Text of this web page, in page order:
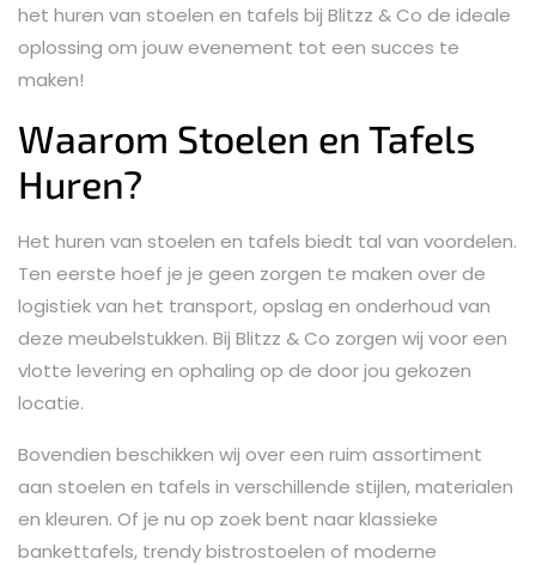
het huren van stoelen en tafels bij Blitzz & Co de ideale
oplossing om jouw evenement tot een succes te
maken!
Waarom Stoelen en Tafels
Huren?
Het huren van stoelen en tafels biedt tal van voordelen.
Ten eerste hoef je je geen zorgen te maken over de
logistiek van het transport, opslag en onderhoud van
deze meubelstukken. Bij Blitzz & Co zorgen wij voor een
vlotte levering en ophaling op de door jou gekozen
locatie.
Bovendien beschikken wij over een ruim assortiment
aan stoelen en tafels in verschillende stijlen, materialen
en kleuren. Of je nu op zoek bent naar klassieke
bankettafels, trendy bistrostoelen of moderne